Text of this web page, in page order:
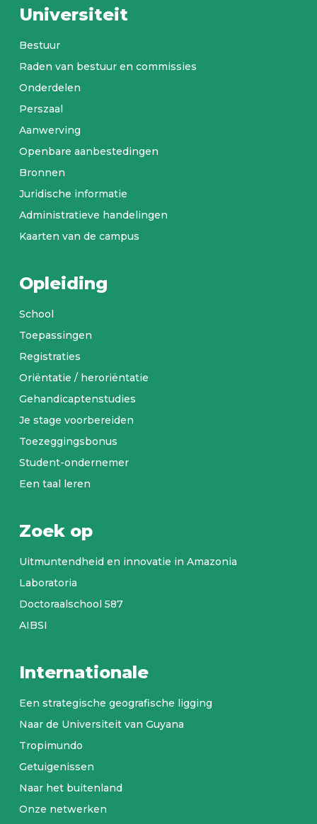
Universiteit
Bestuur
Raden van bestuur en commissies
Onderdelen
Perszaal
Aanwerving
Openbare aanbestedingen
Bronnen
Juridische informatie
Administratieve handelingen
Kaarten van de campus
Opleiding
School
Toepassingen
Registraties
Oriëntatie / heroriëntatie
Gehandicaptenstudies
Je stage voorbereiden
Toezeggingsbonus
Student-ondernemer
Een taal leren
Zoek op
Uitmuntendheid en innovatie in Amazonia
Laboratoria
Doctoraalschool 587
AIBSI
Internationale
Een strategische geografische ligging
Naar de Universiteit van Guyana
Tropimundo
Getuigenissen
Naar het buitenland
Onze netwerken